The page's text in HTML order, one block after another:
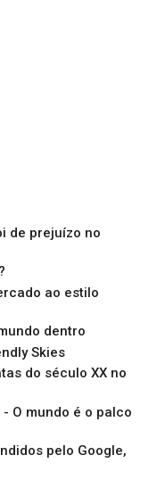
de prejuízo no
ao estilo
dentro
Skies
do século XX no
O mundo é o palco
pelo Google,